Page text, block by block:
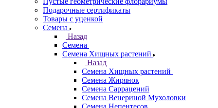
Подарочные сертификаты
Товары с уценкой
Семена
Назад
Семена
Семена Хищных растений
Назад
Семена Хищных растений
Семена Жирянок
Семена Саррацений
Семена Венериной Мухоловки
Семена Непентесов